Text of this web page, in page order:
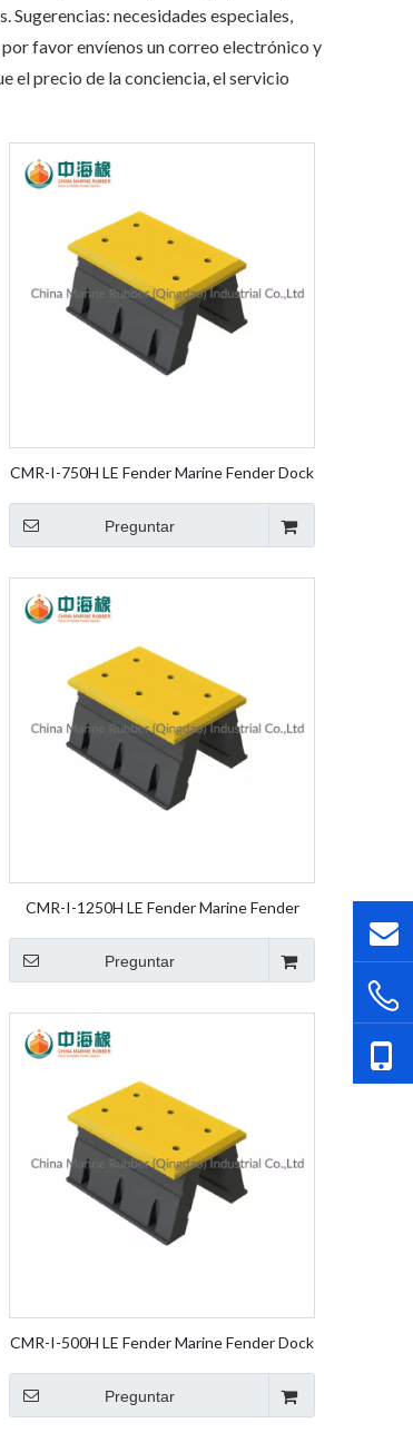
Sugerencias: necesidades especiales,
favor envíenos un correo electrónico y
el precio de la conciencia, el servicio
CMR-I-750H LE Fender Marine Fender Dock
Fender
Preguntar
CMR-I-1250H LE Fender Marine Fender
Fender
Preguntar
CMR-I-500H LE Fender Marine Fender Dock
Fender
Preguntar